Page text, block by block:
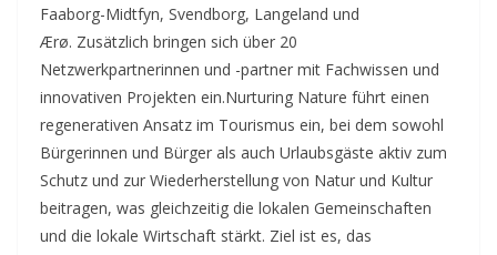
Faaborg-Midtfyn, Svendborg, Langeland und
Ærø. Zusätzlich bringen sich über 20
Netzwerkpartnerinnen und -partner mit Fachwissen und
innovativen Projekten ein.Nurturing Nature führt einen
regenerativen Ansatz im Tourismus ein, bei dem sowohl
Bürgerinnen und Bürger als auch Urlaubsgäste aktiv zum
Schutz und zur Wiederherstellung von Natur und Kultur
beitragen, was gleichzeitig die lokalen Gemeinschaften
und die lokale Wirtschaft stärkt. Ziel ist es, das